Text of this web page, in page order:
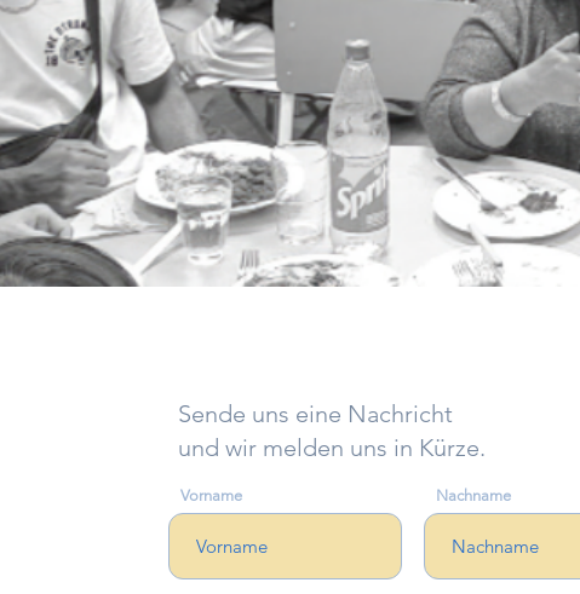
Sende uns eine Nachricht
und wir melden uns in Kürze.
Vorname Nachname